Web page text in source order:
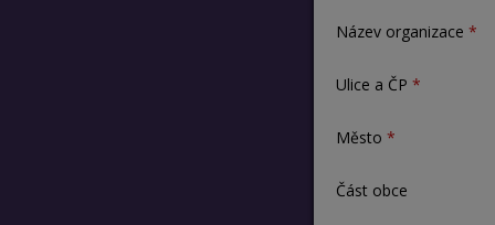
Název organizace
Ulice a ČP
Město
Část obce